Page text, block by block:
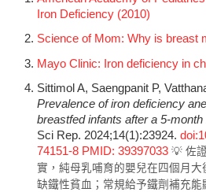
Iron Deficiency (2010)
Science of Mom: Why is breast
Mayo Clinic: Iron deficiency in
Sittimol A, Saengpanit P,
Prevalence of iron deficiency
breastfed infants after a 5-
Sci Rep. 2024;14(1):23924.
74151-8 PMID: 39397033 💡 佐
實，純母乳哺育的嬰兒在四個月
缺鐵性貧血；常規給予鐵劑補充